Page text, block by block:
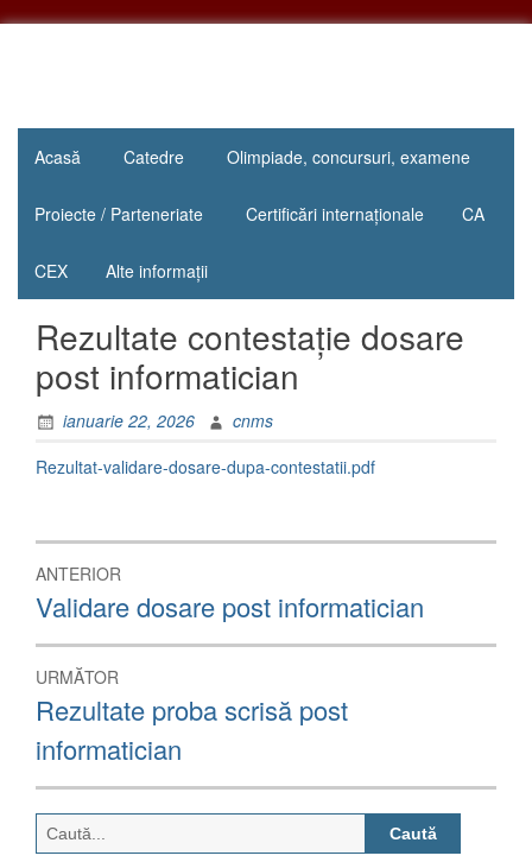
Colegiul
Național
„Mihail
Sadoveanu”
Pașcani
educației
este
inimii!"
Acasă Catedre Olimpiade, concursuri, examene
Proiecte / Parteneriate Certificări internaționale CA
CEX Alte informații
Rezultate contestație dosare
post informatician
ianuarie 22, 2026
cnms
Rezultat-validare-dosare-dupa-contestatii.pdf
Navigare
în
articole
ANTERIOR
Articolul
anterior:
Validare dosare post informatician
URMĂTOR
Articolul
următor:
Rezultate proba scrisă post
informatician
Caută
după: